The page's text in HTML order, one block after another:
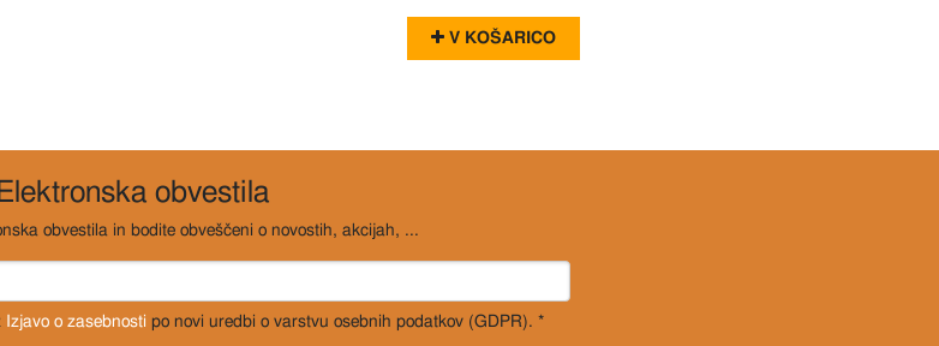
V KOŠARICO
Elektronska obvestila
obvestila in bodite obveščeni o novostih, akcijah, ...
Izjavo o zasebnosti po novi uredbi o varstvu osebnih podatkov (GDPR). *